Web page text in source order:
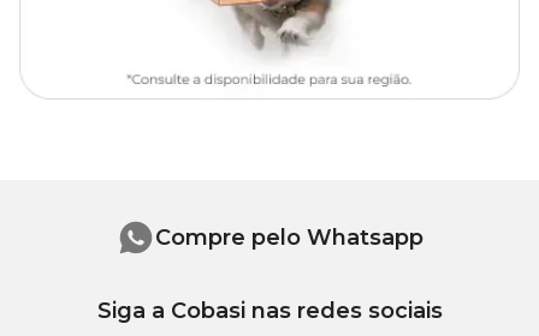
Compre pelo Whatsapp
Siga a Cobasi nas redes sociais